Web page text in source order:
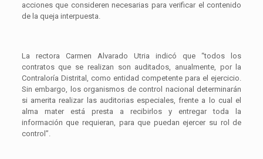
acciones que consideren necesarias para verificar el contenido
de la queja interpuesta.
La rectora Carmen Alvarado Utria indicó que “todos los
contratos que se realizan son auditados, anualmente, por la
Contraloría Distrital, como entidad competente para el ejercicio.
Sin embargo, los organismos de control nacional determinarán
si amerita realizar las auditorias especiales, frente a lo cual el
alma mater está presta a recibirlos y entregar toda la
información que requieran, para que puedan ejercer su rol de
control”.